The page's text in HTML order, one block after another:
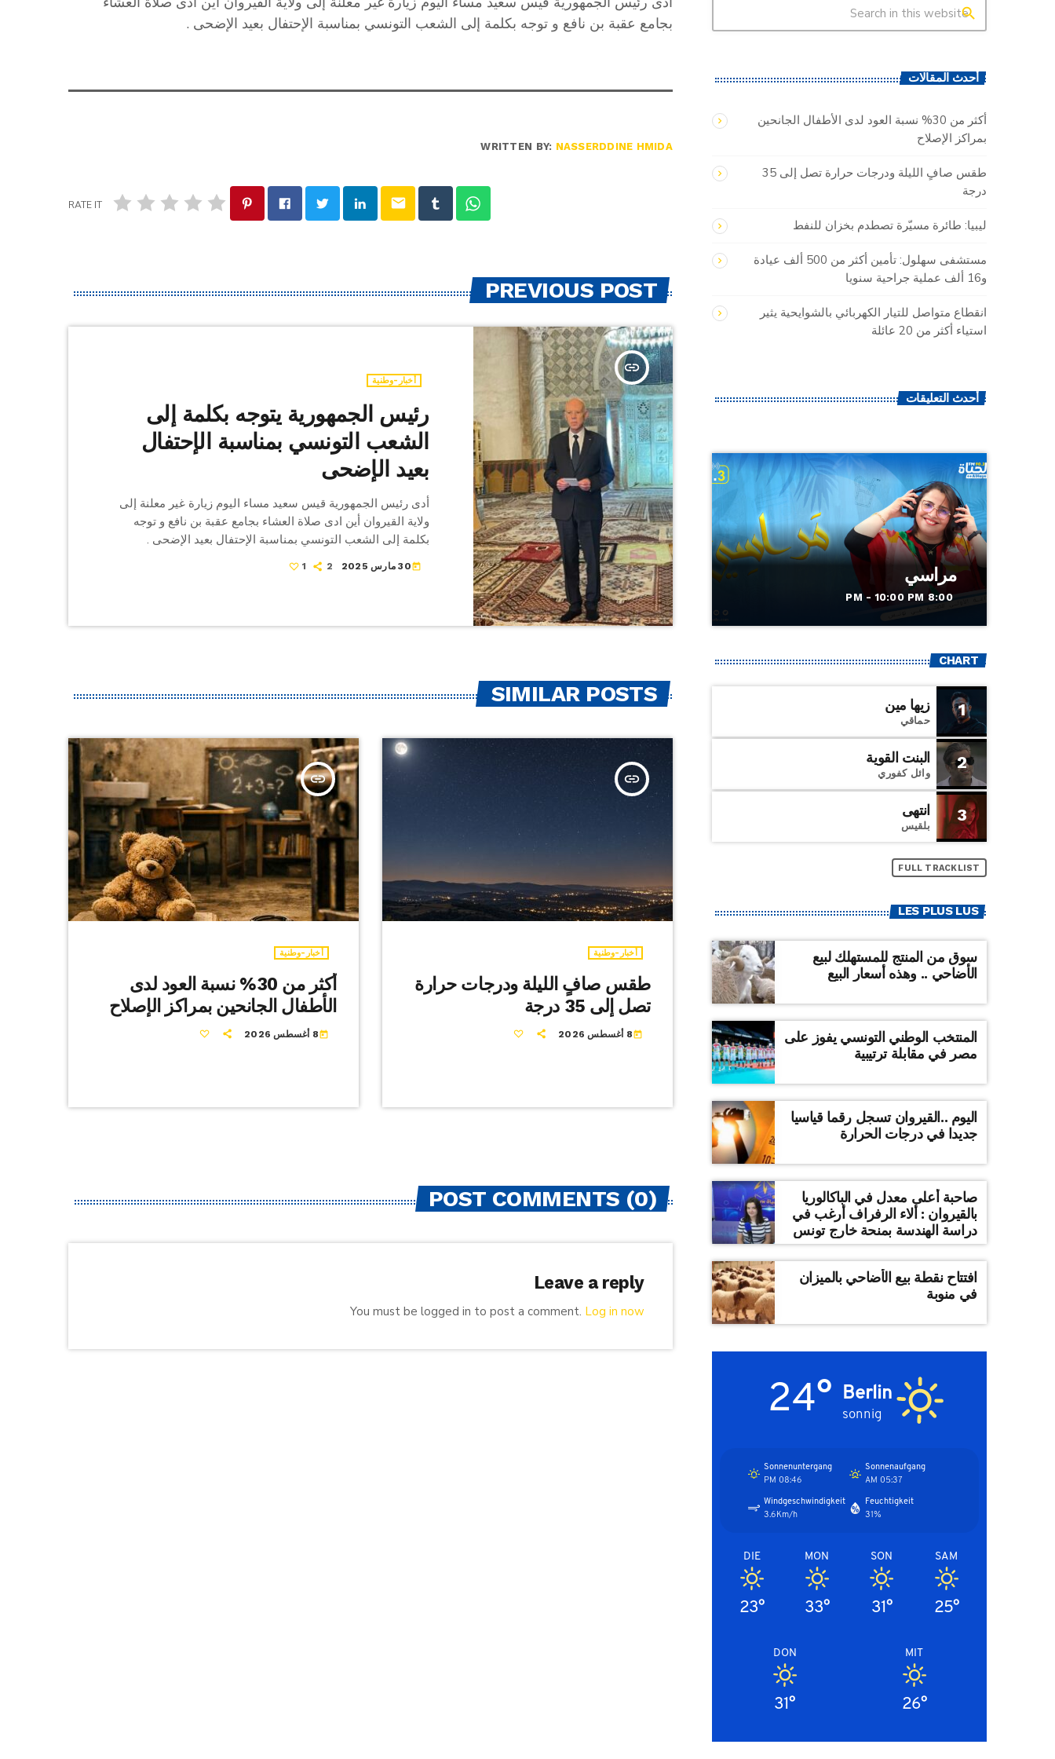
بجامع عقبة بن نافع و توجه بكلمة إلى الشعب التونسي بمناسبة الإحتفال بعيد الإضحى .
WRITTEN BY: NASSERDDINE HMIDA
email
RATE IT
PREVIOUS POST
insert_link
أخبار-وطنية
رئيس الجمهورية يتوجه بكلمة إلى
الشعب التونسي بمناسبة الإحتفال
بعيد الإضحى
أدى رئيس الجمهورية قيس سعيد مساء اليوم زيارة غير معلنة إلى
ولاية القيروان أين ادى صلاة العشاء بجامع عقبة بن نافع و توجه
بكلمة إلى الشعب التونسي بمناسبة الإحتفال بعيد الإضحى .
today30 مارس 2025 1 2
SIMILAR POSTS
insert_link
أخبار-وطنية
أكثر من 30% نسبة العود لدى
الأطفال الجانحين بمراكز الإصلاح
today8 أغسطس 2026
insert_link
أخبار-وطنية
طقس صافٍ الليلة ودرجات حرارة
تصل إلى 35 درجة
today8 أغسطس 2026
POST COMMENTS (0)
Leave a reply
You must be logged in to post a comment. Log in now
search
أحدث المقالات
أكثر من 30% نسبة العود لدى الأطفال الجانحين
بمراكز الإصلاح
طقس صافٍ الليلة ودرجات حرارة تصل إلى 35
درجة
ليبيا: طائرة مسيّرة تصطدم بخزان للنفط
مستشفى سهلول: تأمين أكثر من 500 ألف عيادة
و16 ألف عملية جراحية سنويا
انقطاع متواصل للتيار الكهربائي بالشوايحية يثير
استياء أكثر من 20 عائلة
أحدث التعليقات
مراسي
8:00 PM - 10:00 PM
CHART
1 زيها مين
حماقي
2 البنت القوية
وائل كفوري
3 انتهى
بلقيس
FULL TRACKLIST
LES PLUS LUS
سوق من المنتج للمستهلك لبيع
الأضاحي .. وهذه أسعار البيع
المنتخب الوطني التونسي يفوز على
مصر في مقابلة ترتيبية
اليوم ..القيروان تسجل رقما قياسيا
جديدا في درجات الحرارة
صاحبة أعلى معدل في الباكالوريا
بالقيروان : ألاء الرفراف أرغب في
دراسة الهندسة بمنحة خارج تونس
افتتاح نقطة بيع الأضاحي بالميزان
في منوبة
Berlin
sonnig
24°
Sonnenaufgang
05:37 AM
Sonnenuntergang
08:46 PM
Feuchtigkeit
31%
Windgeschwindigkeit
3.6Km/h
SAM
25°
SON
31°
MON
33°
DIE
23°
MIT
26°
DON
31°